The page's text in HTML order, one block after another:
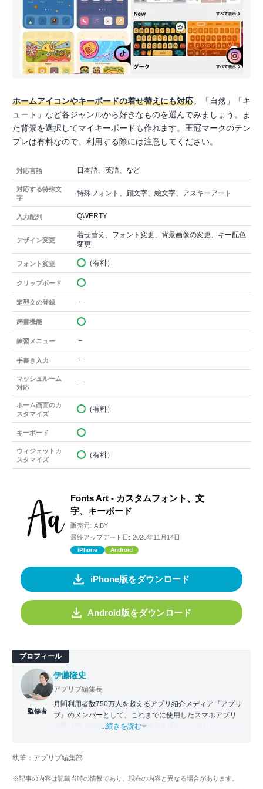
ホームアイコンやキーボードの着せ替えにも対応。「自然」「キ
ュート」など各ジャンルから好きなものを選んでみましょう。ま
た背景を選択してマイキーボードも作れます。王冠マークのテン
プレは有料なので、利用する際には注意してください。
対応言語 日本語、英語、など
対応する特殊文
字
特殊フォント、顔文字、絵文字、アスキーアート
入力配列 QWERTY
デザイン変更
着せ替え、フォント変更、背景画像の変更、キー配色
変更
フォント変更 （有料）
クリップボード
定型文の登録 －
辞書機能
練習メニュー －
手書き入力 －
マッシュルーム
対応
－
ホーム画面のカ
スタマイズ
（有料）
キーボード
ウィジェットカ
スタマイズ
（有料）
Fonts Art - カスタムフォント、文
字、キーボード
販売元: AIBY
最終アップデート日: 2025年11月14日
iPhone Android
iPhone版をダウンロード
Android版をダウンロード
プロフィール
監修者
伊藤隆史
アプリブ編集長
月間利用者数750万人を超えるアプリ紹介メディア『アプリ
ブ』のメンバーとして、これまでに使用したスマホアプリ
の数は25,000以上。アプリの知見を活かし、テレビ・
化アプリの紹介）、TBS『サタプラ』（スマホライフが変
スマホアプリ）他
...続きを読む
執筆：アプリブ編集部
※記事の内容は記載当時の情報であり、現在の内容と異なる場合があります。